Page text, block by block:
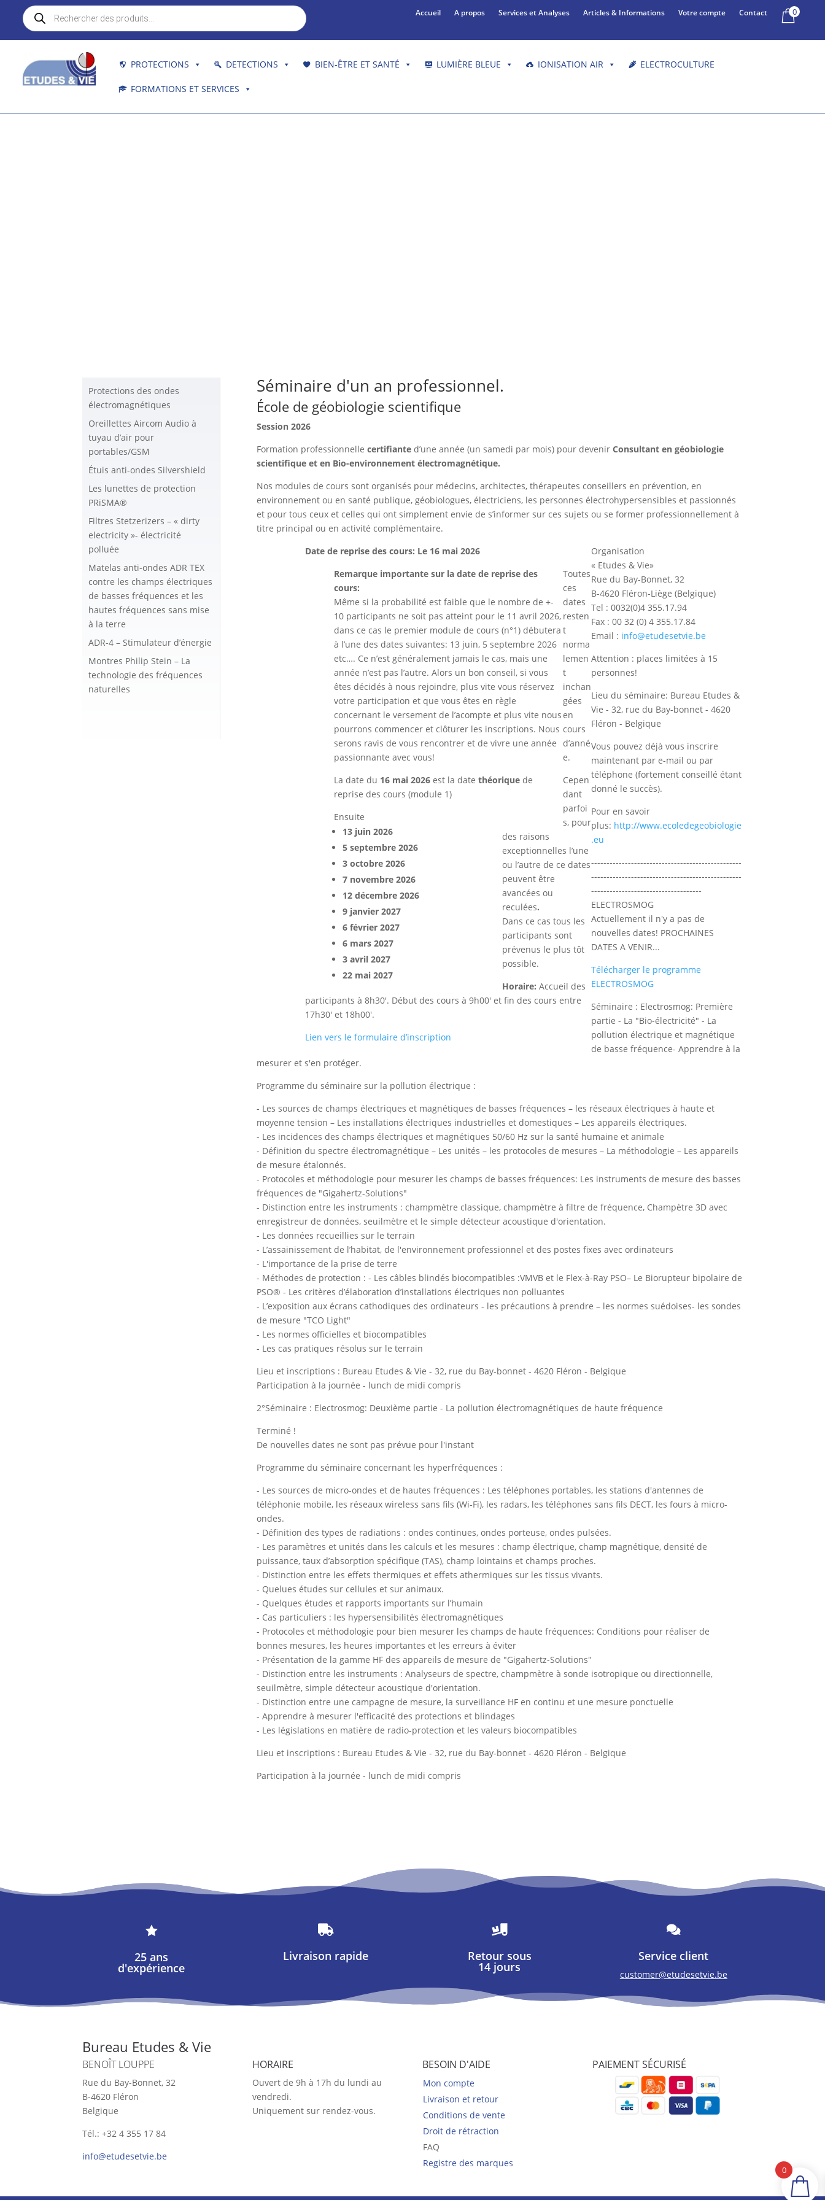
Recherche
de
produits
Accueil A propos Services et Analyses Articles & Informations Votre compte Contact 0
PROTECTIONS DETECTIONS BIEN-ÊTRE ET SANTÉ LUMIÈRE BLEUE IONISATION AIR ELECTROCULTURE
FORMATIONS ET SERVICES
Protections des ondes
électromagnétiques
Oreillettes Aircom Audio à
tuyau d’air pour
portables/GSM
Étuis anti-ondes Silvershield
Les lunettes de protection
PRiSMA®
Filtres Stetzerizers – « dirty
electricity »- électricité
polluée
Matelas anti-ondes ADR TEX
contre les champs électriques
de basses fréquences et les
hautes fréquences sans mise
à la terre
ADR-4 – Stimulateur d’énergie
Montres Philip Stein – La
technologie des fréquences
naturelles
Séminaire d'un an professionnel.
École de géobiologie scientifique
Session 2026
Formation professionnelle certifianted’une année (un samedi par mois) pour devenir Consultant en géobiologie
scientifique et en Bio-environnement électromagnétique.
Nos modules de cours sont organisés pour médecins, architectes, thérapeutes conseillers en prévention, en
environnement ou en santé publique, géobiologues, électriciens, les personnes électrohypersensibles et passionnés
et pour tous ceux et celles qui ont simplement envie de s’informer sur ces sujets ou se former professionnellement à
titre principal ou en activité complémentaire.
Date de reprise des cours: Le 16 mai 2026
Remarque importante sur la date de reprise des
cours:
Même si la probabilité est faible que le nombre de +-
10 participants ne soit pas atteint pour le 11 avril 2026,
dans ce cas le premier module de cours (n°1) débutera
à l’une des dates suivantes: 13 juin, 5 septembre 2026
etc…. Ce n’est généralement jamais le cas, mais une
année n’est pas l’autre. Alors un bon conseil, si vous
êtes décidés à nous rejoindre, plus vite vous réservez
votre participation et que vous êtes en règle
concernant le versement de l’acompte et plus vite nous
pourrons commencer et clôturer les inscriptions. Nous
serons ravis de vous rencontrer et de vivre une année
passionnante avec vous!
La date du 16 mai 2026est la date théoriquede
reprise des cours (module 1)
Ensuite
13 juin 2026
5 septembre 2026
3 octobre 2026
7 novembre 2026
12 décembre 2026
9 janvier 2027
6 février 2027
6 mars 2027
3 avril 2027
22 mai 2027
Toutes
ces
dates
resten
t
norma
lemen
t
inchan
gées
en
cours
d’anné
e.
Cepen
dant
parfoi
s, pour
des raisons
exceptionnelles l’une
ou l’autre de ce dates
peuvent être
avancées ou
reculées.
Dans ce cas tous les
participants sont
prévenus le plus tôt
possible.
Horaire:Accueil des
participants à 8h30′. Début des cours à 9h00′ et fin des cours entre
17h30′ et 18h00′.
Lien vers le formulaire d’inscription
Organisation
« Etudes & Vie»
Rue du Bay-Bonnet, 32
B-4620 Fléron-Liège (Belgique)
Tel : 0032(0)4 355.17.94
Fax : 00 32 (0) 4 355.17.84
Email : info@etudesetvie.be
Attention : places limitées à 15
personnes!
Lieu du séminaire: Bureau Etudes &
Vie - 32, rue du Bay-bonnet - 4620
Fléron - Belgique
Vous pouvez déjà vous inscrire
maintenant par e-mail ou par
téléphone (fortement conseillé étant
donné le succès).
Pour en savoir
plus: http://www.ecoledegeobiologie
.eu
-------------------------------------------------
-------------------------------------------------
------------------------------------
ELECTROSMOG
Actuellement il n'y a pas de
nouvelles dates! PROCHAINES
DATES A VENIR...
Télécharger le programme
ELECTROSMOG
Séminaire : Electrosmog: Première
partie - La "Bio-électricité" - La
pollution électrique et magnétique
de basse fréquence- Apprendre à la
mesurer et s'en protéger.
Programme du séminaire sur la pollution électrique :
- Les sources de champs électriques et magnétiques de basses fréquences – les réseaux électriques à haute et
moyenne tension – Les installations électriques industrielles et domestiques – Les appareils électriques.
- Les incidences des champs électriques et magnétiques 50/60 Hz sur la santé humaine et animale
- Définition du spectre électromagnétique – Les unités – les protocoles de mesures – La méthodologie – Les appareils
de mesure étalonnés.
- Protocoles et méthodologie pour mesurer les champs de basses fréquences: Les instruments de mesure des basses
fréquences de "Gigahertz-Solutions"
- Distinction entre les instruments : champmètre classique, champmètre à filtre de fréquence, Champètre 3D avec
enregistreur de données, seuilmètre et le simple détecteur acoustique d'orientation.
- Les données recueillies sur le terrain
- L’assainissement de l’habitat, de l'environnement professionnel et des postes fixes avec ordinateurs
- L'importance de la prise de terre
- Méthodes de protection : - Les câbles blindés biocompatibles :VMVB et le Flex-à-Ray PSO– Le Biorupteur bipolaire de
PSO® - Les critères d’élaboration d’installations électriques non polluantes
- L’exposition aux écrans cathodiques des ordinateurs - les précautions à prendre – les normes suédoises- les sondes
de mesure "TCO Light"
- Les normes officielles et biocompatibles
- Les cas pratiques résolus sur le terrain
Lieu et inscriptions : Bureau Etudes & Vie - 32, rue du Bay-bonnet - 4620 Fléron - Belgique
Participation à la journée - lunch de midi compris
2°Séminaire : Electrosmog: Deuxième partie - La pollution électromagnétiques de haute fréquence
Terminé !
De nouvelles dates ne sont pas prévue pour l'instant
Programme du séminaire concernant les hyperfréquences :
- Les sources de micro-ondes et de hautes fréquences : Les téléphones portables, les stations d'antennes de
téléphonie mobile, les réseaux wireless sans fils (Wi-Fi), les radars, les téléphones sans fils DECT, les fours à micro-
ondes.
- Définition des types de radiations : ondes continues, ondes porteuse, ondes pulsées.
- Les paramètres et unités dans les calculs et les mesures : champ électrique, champ magnétique, densité de
puissance, taux d’absorption spécifique (TAS), champ lointains et champs proches.
- Distinction entre les effets thermiques et effets athermiques sur les tissus vivants.
- Quelues études sur cellules et sur animaux.
- Quelques études et rapports importants sur l’humain
- Cas particuliers : les hypersensibilités électromagnétiques
- Protocoles et méthodologie pour bien mesurer les champs de haute fréquences: Conditions pour réaliser de
bonnes mesures, les heures importantes et les erreurs à éviter
- Présentation de la gamme HF des appareils de mesure de "Gigahertz-Solutions"
- Distinction entre les instruments : Analyseurs de spectre, champmètre à sonde isotropique ou directionnelle,
seuilmètre, simple détecteur acoustique d'orientation.
- Distinction entre une campagne de mesure, la surveillance HF en continu et une mesure ponctuelle
- Apprendre à mesurer l'efficacité des protections et blindages
- Les législations en matière de radio-protection et les valeurs biocompatibles
Lieu et inscriptions : Bureau Etudes & Vie - 32, rue du Bay-bonnet - 4620 Fléron - Belgique
Participation à la journée - lunch de midi compris

25 ans
d'expérience

Livraison rapide

Retour sous
14 jours

Service client
customer@etudesetvie.be
Bureau Etudes & Vie
BENOÎT LOUPPE
Rue du Bay-Bonnet, 32
B-4620 Fléron
Belgique
Tél.: +32 4 355 17 84
info@etudesetvie.be
HORAIRE
Ouvert de 9h à 17h du lundi au
vendredi.
Uniquement sur rendez-vous.
BESOIN D'AIDE
Mon compte
Livraison et retour
Conditions de vente
Droit de rétraction
FAQ
Registre des marques
PAIEMENT SÉCURISÉ
0